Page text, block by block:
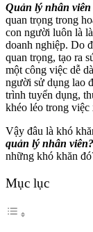
Quản lý nhân viên
quan trọng trong
con người luôn là
doanh nghiệp. Do
quan trọng, tạo ra
một công việc dễ
người sử dụng lao
trình tuyển dụng,
khéo léo trong
Vậy đâu là khó
quản lý nhân viên?
những khó khăn
Mục lục